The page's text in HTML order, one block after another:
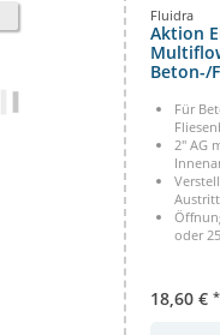
Fluidra
Aktion
Beton-/
Für
2" AG
oder
18,60 € *